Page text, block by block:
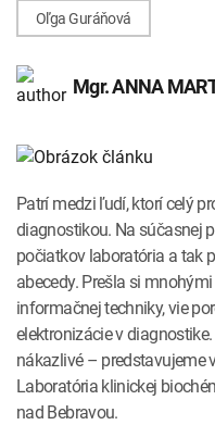
INTOLERANCIA POTRAVÍN
Oľga Guráňová
Mgr.ANNA
Patrí medzi ľudí, ktorí celý
diagnostikou. Na súčasnej
počiatkov laboratória a tak
abecedy. Prešla si
informačnej techniky, vie
elektronizácie v
nákazlivé – predstavujeme
Laboratória klinickej
nad Bebravou.